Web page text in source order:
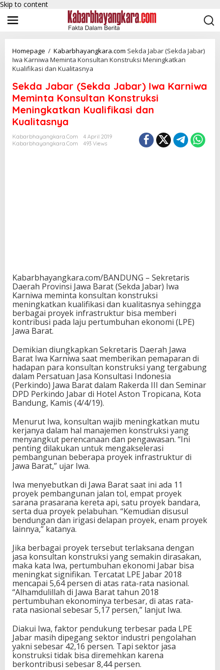
Skip to content
Homepage / Kabarbhayangkara.com Sekda Jabar (Sekda Jabar)
Iwa Karniwa Meminta Konsultan Konstruksi Meningkatkan
Kualifikasi dan Kualitasnya
Sekda Jabar (Sekda Jabar) Iwa Karniwa
Meminta Konsultan Konstruksi
Meningkatkan Kualifikasi dan
Kualitasnya
Kabarbhayangkara.com
4 April 2019
Kabarbhayangkara.com
493 Views
Kabarbhayangkara.com/BANDUNG – Sekretaris
Daerah Provinsi Jawa Barat (Sekda Jabar) Iwa
Karniwa meminta konsultan konstruksi
meningkatkan kualifikasi dan kualitasnya sehingga
berbagai proyek infrastruktur bisa memberi
kontribusi pada laju pertumbuhan ekonomi (LPE)
Jawa Barat.
Demikian diungkapkan Sekretaris Daerah Jawa
Barat Iwa Karniwa saat memberikan pemaparan di
hadapan para konsultan konstruksi yang tergabung
dalam Persatuan Jasa Konsultasi Indonesia
(Perkindo) Jawa Barat dalam Rakerda III dan Seminar
DPD Perkindo Jabar di Hotel Aston Tropicana, Kota
Bandung, Kamis (4/4/19).
Menurut Iwa, konsultan wajib meningkatkan mutu
kerjanya dalam hal manajemen konstruksi yang
menyangkut perencanaan dan pengawasan. “Ini
penting dilakukan untuk mengakselerasi
pembangunan beberapa proyek infrastruktur di
Jawa Barat,” ujar Iwa.
Iwa menyebutkan di Jawa Barat saat ini ada 11
proyek pembangunan jalan tol, empat proyek
sarana prasarana kereta api, satu proyek bandara,
serta dua proyek pelabuhan. “Kemudian disusul
bendungan dan irigasi delapan proyek, enam proyek
lainnya,” katanya.
Jika berbagai proyek tersebut terlaksana dengan
jasa konsultan konstruksi yang semakin dirasakan,
maka kata Iwa, pertumbuhan ekonomi Jabar bisa
meningkat signifikan. Tercatat LPE Jabar 2018
mencapai 5,64 persen di atas rata-rata nasional.
“Alhamdulillah di Jawa Barat tahun 2018
pertumbuhan ekonominya terbesar, di atas rata-
rata nasional sebesar 5,17 persen,” lanjut Iwa.
Diakui Iwa, faktor pendukung terbesar pada LPE
Jabar masih dipegang sektor industri pengolahan
yakni sebesar 42,16 persen. Tapi sektor jasa
konstruksi tidak bisa diremehkan karena
berkontribusi sebesar 8,44 persen.